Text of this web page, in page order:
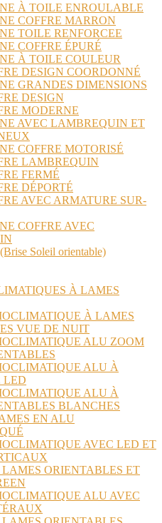
À TOILE ENROULABLE
COFFRE MARRON
TOILE RENFORCEE
COFFRE ÉPURÉ
À TOILE COULEUR
DESIGN COORDONNÉ
GRANDES DIMENSIONS
DESIGN
MODERNE
AVEC LAMBREQUIN ET
COFFRE MOTORISÉ
LAMBREQUIN
FERMÉ
DÉPORTÉ
AVEC ARMATURE SUR-
COFFRE AVEC
Soleil orientable)
À LAMES
À LAMES
VUE DE NUIT
ALU ZOOM
ALU À
LED
ALU À
BLANCHES
EN ALU
AVEC LED ET
ORIENTABLES ET
ALU AVEC